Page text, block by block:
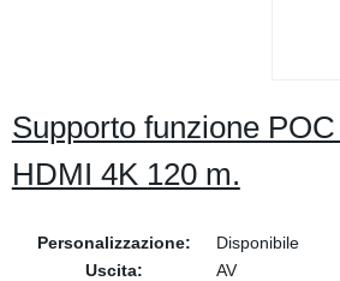
Supporto funzione
HDMI 4K 120 m.
Personalizzazione:
Disponibile
Uscita:
AV